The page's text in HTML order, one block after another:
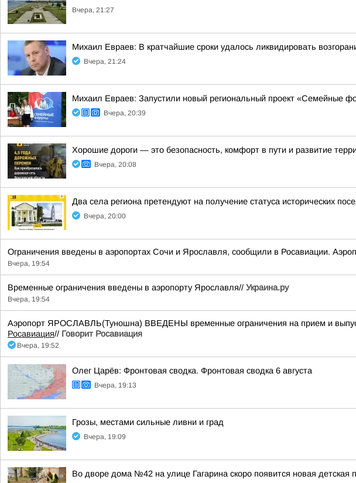
Вчера, 21:27
Михаил Евраев: В кратчайшие сроки удалось ликвидировать
Вчера, 21:24
Михаил Евраев: Запустили новый региональный проект «Семейные
Вчера, 20:39
Хорошие дороги — это безопасность, комфорт в пути и развитие
Вчера, 20:08
Два села региона претендуют на получение статуса исторических
Вчера, 20:00
Ограничения введены в аэропортах Сочи и Ярославля, сообщили в Росавиации.
Вчера, 19:54
Временные ограничения введены в аэропорту Ярославля// Украина.ру
Вчера, 19:54
Аэропорт ЯРОСЛАВЛЬ(Туношна) ВВЕДЕНЫ временные ограничения на прием и
Росавиация// Говорит Росавиация
Вчера, 19:52
Олег Царёв: Фронтовая сводка. Фронтовая сводка 6 августа
Вчера, 19:13
Грозы, местами сильные ливни и град
Вчера, 19:09
Во дворе дома №42 на улице Гагарина скоро появится новая детская